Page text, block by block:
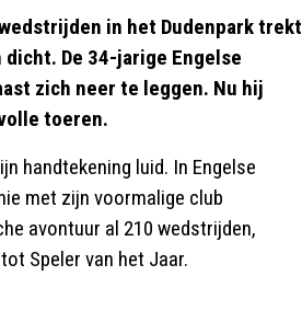
in het Dudenpark trekt
De 34-jarige Engelse
zich neer te leggen. Nu hij
toeren.
handtekening luid. In Engelse
met zijn voormalige club
avontuur al 210 wedstrijden,
Speler van het Jaar.